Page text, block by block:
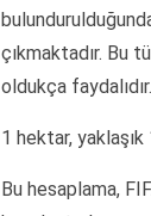
çıkmaktadır. Bu
oldukça faydalıdır.
1 hektar,
Bu hesaplama,